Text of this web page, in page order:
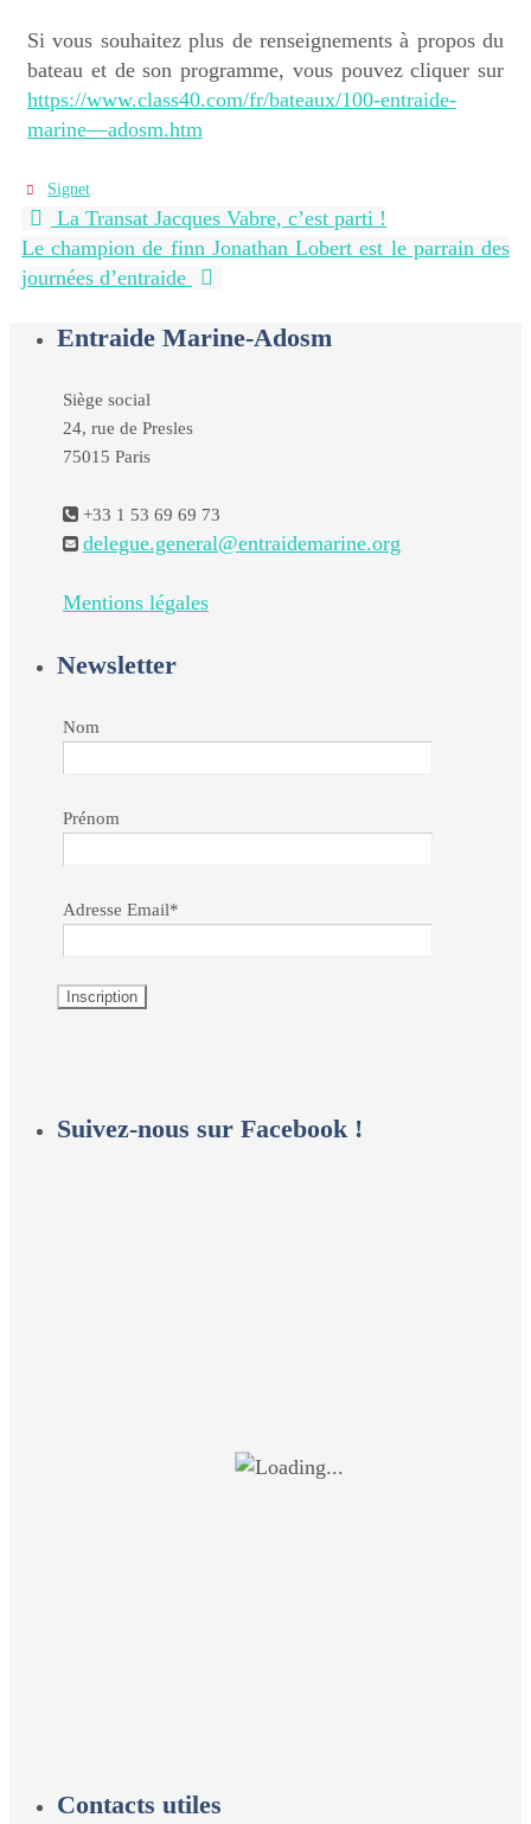
Si vous souhaitez plus de renseignements à propos du
bateau et de son programme, vous pouvez cliquer sur
https://www.class40.com/fr/bateaux/100-entraide-
marine—adosm.htm
Signet.
La Transat Jacques Vabre, c’est parti !
Le champion de finn Jonathan Lobert est le parrain des
journées d’entraide
Entraide Marine-Adosm
Siège social
24, rue de Presles
75015 Paris
+33 1 53 69 69 73
delegue.general@entraidemarine.org
Mentions légales
Newsletter
Nom
Prénom
Adresse Email*
Suivez-nous sur Facebook !
Contacts utiles